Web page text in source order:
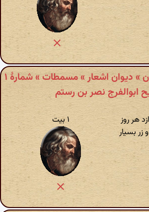
مسعود سعد سلمان » دیوان اشعار » مسمطات » شمارهٔ ۱
ابوالفرج نصر بن رستم
هر روز
زر بسیار
۱ بیت